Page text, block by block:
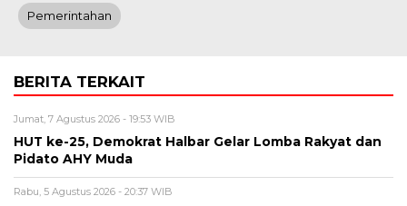
Pemerintahan
BERITA TERKAIT
Jumat, 7 Agustus 2026 - 19:53 WIB
HUT ke-25, Demokrat Halbar Gelar Lomba Rakyat dan
Pidato AHY Muda
Rabu, 5 Agustus 2026 - 20:37 WIB